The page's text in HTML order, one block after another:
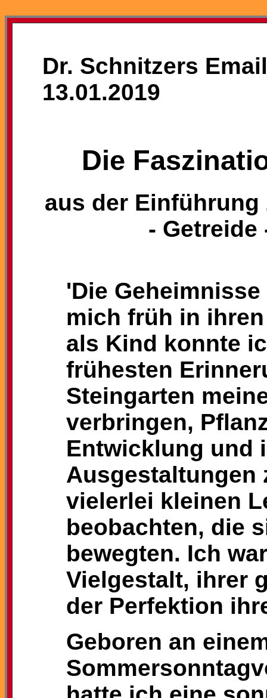
Dr. Schnitzers
13.01.2019
Die
aus der
- Getreide
'Die
mich früh in
als Kind konnte
frühesten
Steingarten
verbringen,
Entwicklung und
Ausgestaltungen
vielerlei kleinen
beobachten, die
bewegten. Ich
Vielgestalt, ihrer
der Perfektion
Geboren an